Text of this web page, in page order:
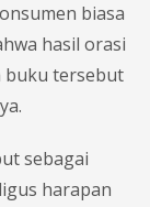
biasa
hasil orasi
buku tersebut
sebagai
harapan